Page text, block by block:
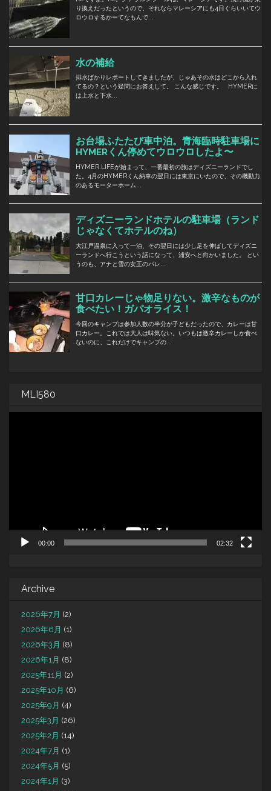
MLI580
00:00 02:32
Archive
2026年7月 (2)
2026年6月 (1)
2026年3月 (8)
2026年1月 (8)
2025年11月 (2)
2025年10月 (6)
2025年9月 (4)
2025年3月 (26)
2025年2月 (14)
2024年7月 (1)
2024年5月 (5)
2024年1月 (3)